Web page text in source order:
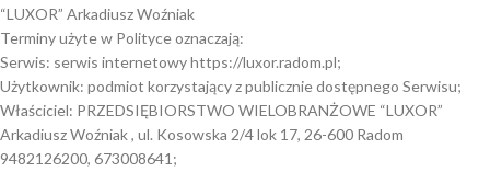
“LUXOR” Arkadiusz Woźniak
Terminy użyte w Polityce oznaczają:
Serwis: serwis internetowy https://luxor.radom.pl;
Użytkownik: podmiot korzystający z publicznie dostępnego Serwisu;
Właściciel: PRZEDSIĘBIORSTWO WIELOBRANŻOWE “LUXOR”
Arkadiusz Woźniak , ul. Kosowska 2/4 lok 17, 26-600 Radom
9482126200, 673008641;